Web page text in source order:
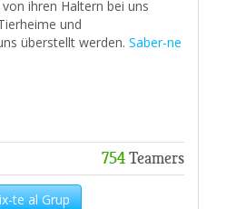
ihren Haltern bei uns
und
überstellt werden. Saber-ne
754Teamers
te al Grup